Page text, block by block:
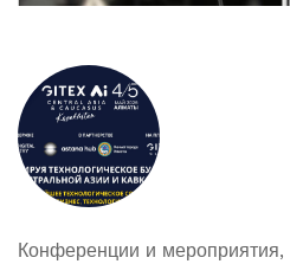
Конференции и мероприятия,